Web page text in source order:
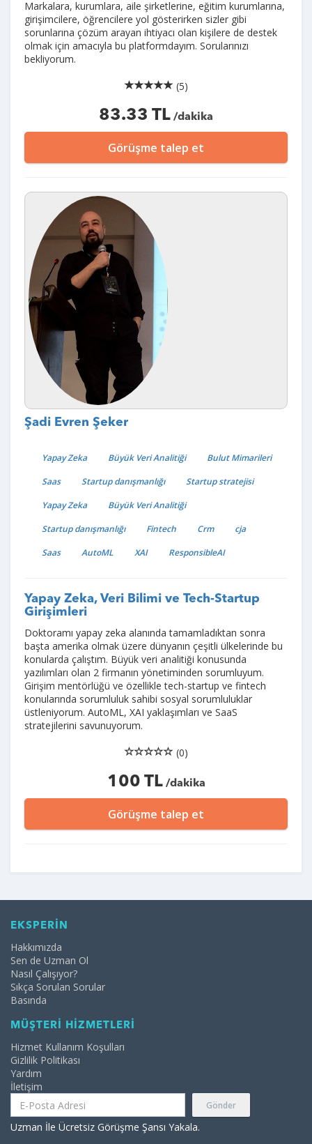
Markalara, kurumlara, aile şirketlerine, eğitim kurumlarına,
girişimcilere, öğrencilere yol gösterirken sizler gibi
sorunlarına çözüm arayan ihtiyacı olan kişilere de destek
olmak için amacıyla bu platformdayım. Sorularınızı
bekliyorum.
(5)
83.33 TL /dakika
Görüşme talep et
Şadi Evren Şeker
Yapay Zeka Büyük Veri Analitiği
Bulut Mimarileri
Saas
Startup danışmanlığı
Startup stratejisi
Yapay Zeka
Büyük Veri Analitiği
Startup danışmanlığı
Fintech Crm
cja
Saas
AutoML XAI ResponsibleAI
Yapay Zeka, Veri Bilimi ve Tech-Startup
Girişimleri
Doktoramı yapay zeka alanında tamamladıktan sonra
başta amerika olmak üzere dünyanın çeşitli ülkelerinde bu
konularda çalıştım. Büyük veri analitiği konusunda
yazılımları olan 2 firmanın yönetiminden sorumluyum.
Girişim mentörlüğü ve özellikle tech-startup ve fintech
konularında sorumluluk sahibi sosyal sorumluluklar
üstleniyorum. AutoML, XAI yaklaşımları ve SaaS
stratejilerini savunuyorum.
(0)
100 TL/dakika
Görüşme talep et
EKSPERİN
Hakkımızda
Sen de Uzman Ol
Nasıl Çalışıyor?
Sıkça Sorulan Sorular
Basında
MÜŞTERİ HİZMETLERİ
Hizmet Kullanım Koşulları
Gizlilik Politikası
Yardım
İletişim
Gönder
Uzman İle Ücretsiz Görüşme Şansı Yakala.